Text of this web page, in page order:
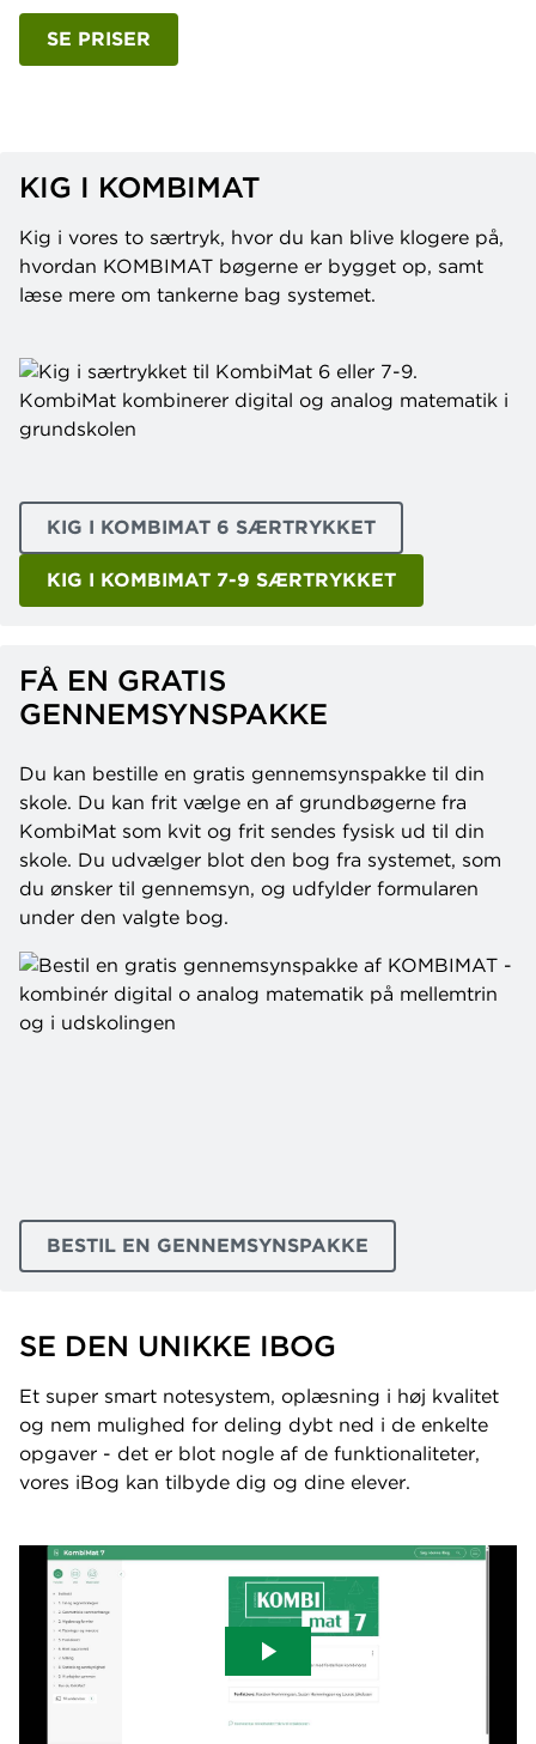
SE PRISER
KIG I KOMBIMAT
Kig i vores to særtryk, hvor du kan blive klogere på,
hvordan KOMBIMAT bøgerne er bygget op, samt
læse mere om tankerne bag systemet.
KIG I KOMBIMAT 6 SÆRTRYKKET
KIG I KOMBIMAT 7-9 SÆRTRYKKET
FÅ EN GRATIS
GENNEMSYNSPAKKE
Du kan bestille en gratis gennemsynspakke til din
skole. Du kan frit vælge en af grundbøgerne fra
KombiMat som kvit og frit sendes fysisk ud til din
skole. Du udvælger blot den bog fra systemet, som
du ønsker til gennemsyn, og udfylder formularen
under den valgte bog.
BESTIL EN GENNEMSYNSPAKKE
SE DEN UNIKKE IBOG
Et super smart notesystem, oplæsning i høj kvalitet
og nem mulighed for deling dybt ned i de enkelte
opgaver - det er blot nogle af de funktionaliteter,
vores iBog kan tilbyde dig og dine elever.